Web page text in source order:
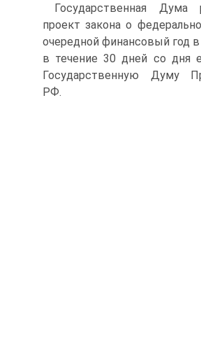
Государственная Дума
проект закона о
очередной финансовый год
в те­чение 30 дней со дня
Государственную Думу
РФ.